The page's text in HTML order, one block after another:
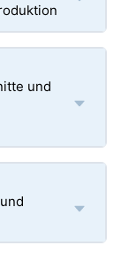
und